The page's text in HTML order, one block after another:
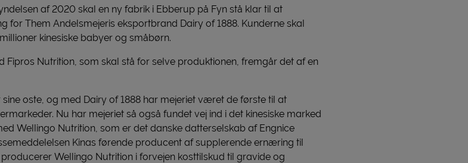
af 2020 skal en ny fabrik i Ebberup på Fyn stå klar til at
Them Andelsmejeris eksportbrand Dairy of 1888. Kunderne skal
kinesiske babyer og småbørn.
Fipros Nutrition, som skal stå for selve produktionen, fremgår det af en
oste, og med Dairy of 1888 har mejeriet været de første til at
Nu har mejeriet så også fundet vej ind i det kinesiske marked
Wellingo Nutrition, som er det danske datterselskab af Engnice
Kinas førende producent af supplerende ernæring til
Wellingo Nutrition i forvejen kosttilskud til gravide og